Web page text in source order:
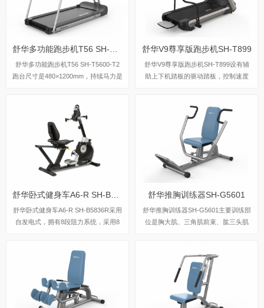
舒华多功能跑步机T56 SH-T5600-T2
跑台尺寸是480×1200mm，持续马力是
舒华V9尊享版跑步机SH-T899
舒华V9尊享版跑步机SH-T899设有辅
助上下机踏板的驱动踏板，控制速度
mm，持续马力是AC 3.0HP。
舒华卧式健身车A6-R SH-B5836R采用
自发电式，拥有8段阻力系统，采用8
舒华推胸训练器SH-G5601
舒华推胸训练器SH-G5601主要训练部
位是胸大肌、三角肌前束、肱三头肌